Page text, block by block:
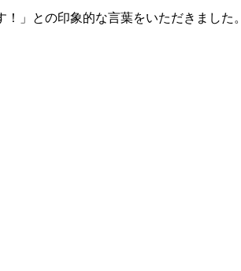
」との印象的な言葉をいただきました。